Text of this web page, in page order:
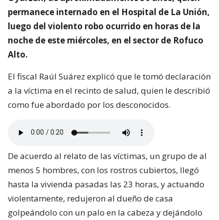
permanece internado en el Hospital de La Unión,
luego del violento robo ocurrido en horas de la
noche de este miércoles, en el sector de Rofuco
Alto.
El fiscal Raúl Suárez explicó que le tomó declaración
a la víctima en el recinto de salud, quien le describió
como fue abordado por los desconocidos.
De acuerdo al relato de las víctimas, un grupo de al
menos 5 hombres, con los rostros cubiertos, llegó
hasta la vivienda pasadas las 23 horas, y actuando
violentamente, redujeron al dueño de casa
golpeándolo con un palo en la cabeza y dejándolo